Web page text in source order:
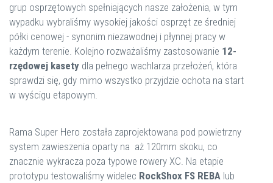
grup osprzętowych spełniających nasze założenia, w tym
wypadku wybraliśmy wysokiej jakości osprzęt ze średniej
półki cenowej - synonim niezawodnej i płynnej pracy w
każdym terenie. Kolejno rozważaliśmy zastosowanie 12-
rzędowej kasety dla pełnego wachlarza przełożeń, która
sprawdzi się, gdy mimo wszystko przyjdzie ochota na start
w wyścigu etapowym.
Rama Super Hero została zaprojektowana pod powietrzny
system zawieszenia oparty na aż 120mm skoku, co
znacznie wykracza poza typowe rowery XC. Na etapie
prototypu testowaliśmy widelec RockShox FS REBA lub